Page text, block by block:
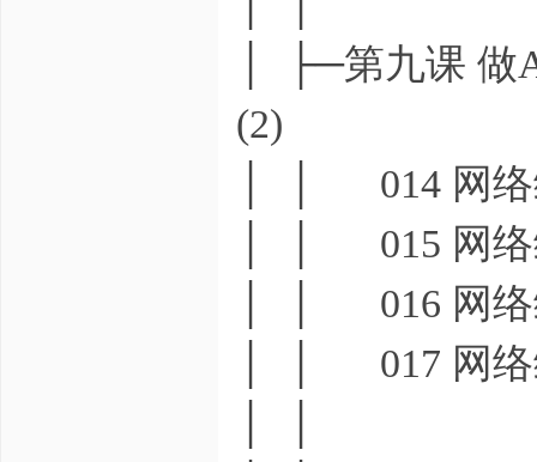
│ ├─第九课 做
(2)
│ │ 014 网络
│ │ 015 网络
│ │ 016 网络
│ │ 017 网络